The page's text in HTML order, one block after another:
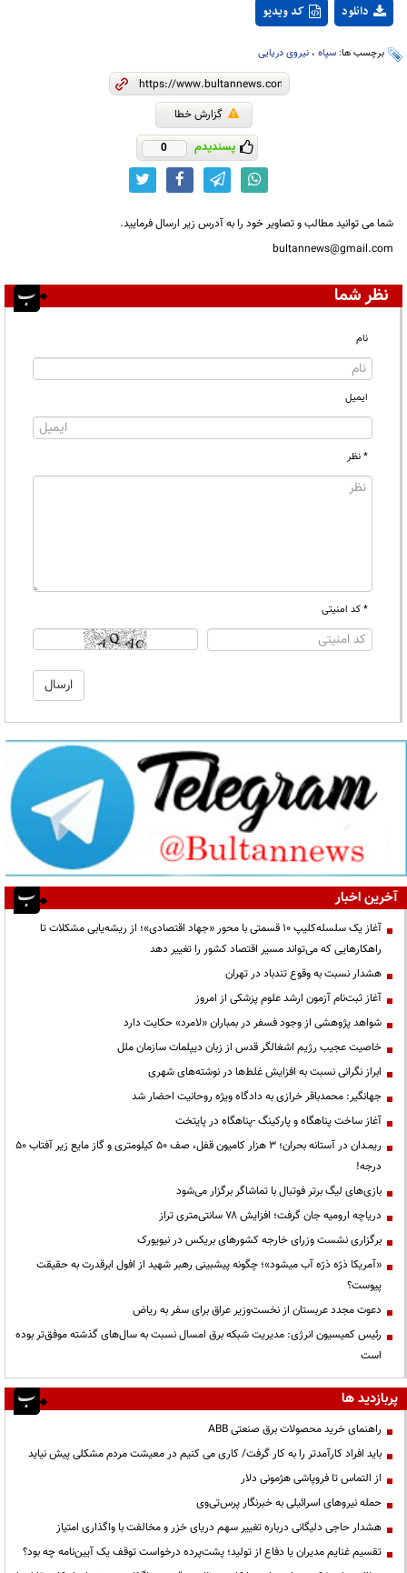
کد ویدیو دانلود
برچسب ها: سپاه ، نیروی دریایی
گزارش خطا
پسندیدم 0
شما می توانید مطالب و تصاویر خود را به آدرس زیر ارسال فرمایید.
bultannews@gmail.com
نظر شما
نام
ایمیل
* نظر
* کد امنیتی
آخرین اخبار
آغاز یک سلسله‌کلیپ ۱۰ قسمتی با محور «جهاد اقتصادی»؛ از ریشه‌یابی مشکلات تا
راهکارهایی که می‌تواند مسیر اقتصاد کشور را تغییر دهد
هشدار نسبت به وقوع تندباد در تهران
آغاز ثبت‌نام آزمون ارشد علوم پزشکی از امروز
شواهد پژوهشی از وجود فسفر در بمباران «لامرد» حکایت دارد
خاصیت عجیب رژیم اشغالگر قدس از زبان دیپلمات سازمان ملل
ابراز نگرانی نسبت به افزایش غلط‌ها در نوشته‌های شهری
جهانگیر: محمدباقر خرازی به دادگاه ویژه روحانیت احضار شد
آغاز ساخت پناهگاه و پارکینگ -پناهگاه در پایتخت
ریمـدان در آستانه بحران؛ ۳ هزار کامیون قفل، صف ۵۰ کیلومتری و گاز مایع زیر آفتاب ۵۰
درجه!
بازی‌های لیگ برتر فوتبال با تماشاگر برگزار می‌شود
دریاچه ارومیه جان گرفت؛ افزایش ۷۸ سانتی‌متری تراز
برگزاری نشست وزرای خارجه کشورهای بریکس در نیویورک
«آمریکا ذرّه ذرّه آب میشود»؛ چگونه پیشبینی رهبر شهید از افول ابرقدرت به حقیقت
پیوست؟
دعوت مجدد عربستان از نخست‌وزیر عراق برای سفر به ریاض
رئیس کمیسیون انرژی: مدیریت شبکه برق امسال نسبت به سال‌های گذشته موفق‌تر بوده
است
پربازدید ها
راهنمای خرید محصولات برق صنعتی ABB
باید افراد کارآمدتر را به کار گرفت/ کاری می کنیم در معیشت مردم مشکلی پیش نیاید
از التماس تا فروپاشی هژمونی دلار
حمله نیروهای اسرائیلی به خبرنگار پرس‌تی‌وی
هشدار حاجی دلیگانی درباره تغییر سهم دریای خزر و مخالفت با واگذاری امتیاز
تقسیم غنایم مدیران یا دفاع از تولید؛ پشت‌پرده درخواست توقف یک آیین‌نامه چه بود؟